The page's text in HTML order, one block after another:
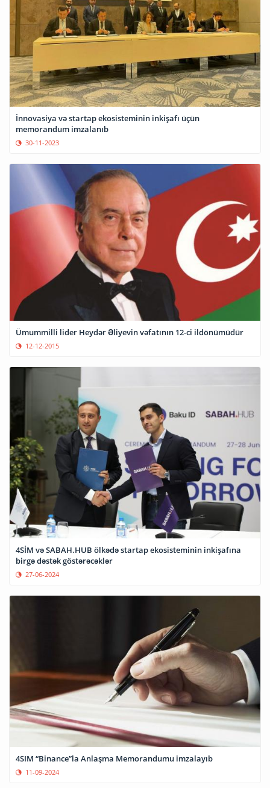
İnnovasiya və startap ekosisteminin inkişafı üçün
memorandum imzalanıb
30-11-2023
Ümummilli lider Heydər Əliyevin vəfatının 12-ci ildönümüdür
12-12-2015
4SİM və SABAH.HUB ölkədə startap ekosisteminin inkişafına
birgə dəstək göstərəcəklər
27-06-2024
4SIM “Binance”la Anlaşma Memorandumu imzalayıb
11-09-2024